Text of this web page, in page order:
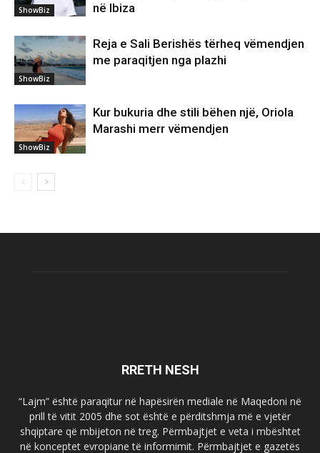
ShowBiz
në Ibiza
ShowBiz
Reja e Sali Berishës tërheq vëmendjen
me paraqitjen nga plazhi
ShowBiz
Kur bukuria dhe stili bëhen një, Oriola
Marashi merr vëmendjen
RRETH NESH
“Lajm” është paraqitur në hapësirën mediale në Maqedoni në
prill të vitit 2005 dhe sot është e përditshmja më e vjetër
shqiptare që mbijeton në treg. Përmbajtjet e veta i mbështet
në konceptet evropiane të informimit. Përmbajtjet e gazetës